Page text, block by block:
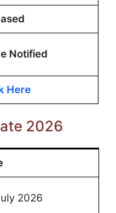
Notified
Here
2026
2026